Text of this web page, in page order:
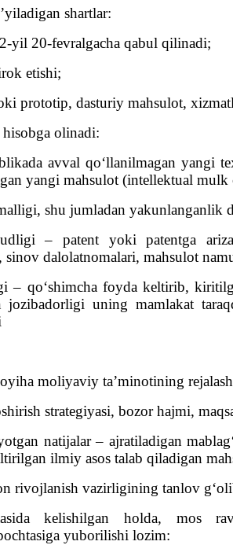
shartlar:
yil 20-fevralgacha qabul qilinadi;
etishi;
prototip, dasturiy mahsulot,
olinadi:
avval qo‘llanilmagan yangi
yangi mahsulot (intellektual
shu jumladan yakunlanganlik
– patent yoki patentga
dalolatnomalari, mahsulot
qo‘shimcha foyda keltirib,
jozibadorligi uning mamlakat
moliyaviy ta’minotining
strategiyasi, bozor hajmi,
natijalar – ajratiladigan
ilmiy asos talab qiladigan
rivojlanish vazirligining tanlov
kelishilgan holda, mos
yuborilishi lozim: